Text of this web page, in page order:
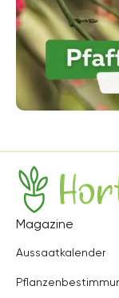
Hortica
Magazine
Aussaatkalender